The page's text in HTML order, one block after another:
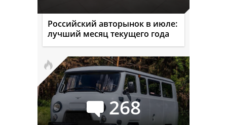
Российский авторынок в июле:
лучший месяц текущего года
268